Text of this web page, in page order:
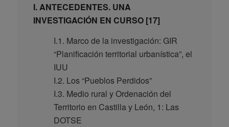
I. ANTECEDENTES. UNA
INVESTIGACIÓN EN CURSO [17]
I.1. Marco de la investigación: GIR
“Planificación territorial urbanística”, el
IUU
I.2. Los “Pueblos Perdidos”
I.3. Medio rural y Ordenación del
Territorio en Castilla y León, 1: Las
DOTSE